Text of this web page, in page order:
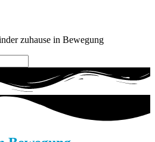
zuhause in Bewegung